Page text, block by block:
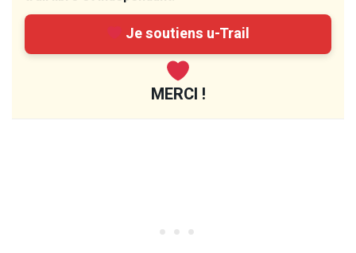
Je soutiens u-Trail
MERCI !